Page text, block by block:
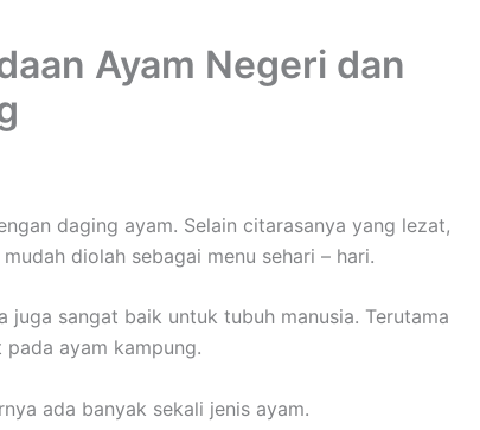
Ayam Negeri dan
daging ayam. Selain citarasanya yang lezat,
diolah sebagai menu sehari – hari.
juga sangat baik untuk tubuh manusia. Terutama
ayam kampung.
ada banyak sekali jenis ayam.